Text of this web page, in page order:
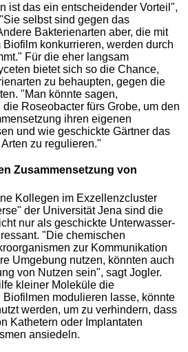
ist das ein entscheidender Vorteil",
selbst sind gegen das
Bakterienarten aber, die mit
konkurrieren, werden durch
Für die eher langsam
bietet sich so die Chance,
zu behaupten, gegen die
"Man könnte sagen,
Roseobacter fürs Grobe, um den
ihren eigenen
und wie geschickte Gärtner das
zu regulieren."
Zusammensetzung von
Kollegen im Exzellenzcluster
der Universität Jena sind die
nur als geschickte Unterwasser-
"Die chemischen
zur Kommunikation
Umgebung nutzen, könnten auch
von Nutzen sein", sagt Jogler.
kleiner Moleküle die
modulieren lasse, könnte
werden, um zu verhindern, dass
Kathetern oder Implantaten
ansiedeln.